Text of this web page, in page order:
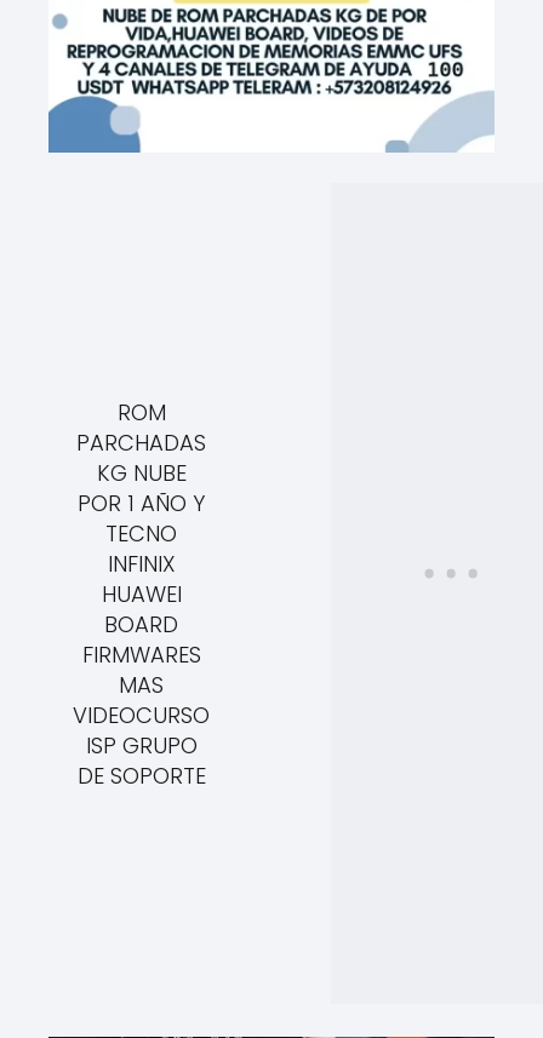
ROM
PARCHADAS
KG NUBE
POR 1 AÑO Y
TECNO
INFINIX
HUAWEI
BOARD
FIRMWARES
MAS
VIDEOCURSO
ISP GRUPO
DE SOPORTE